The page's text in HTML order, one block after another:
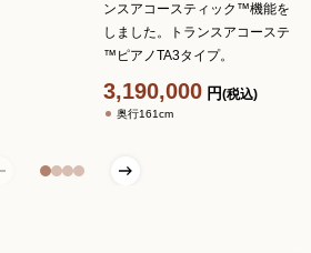
ンスアコースティック™機能をプ
しました。トランスアコースティ
™ピアノTA3タイプ。
3,190,000円(税込)
奥行161cm